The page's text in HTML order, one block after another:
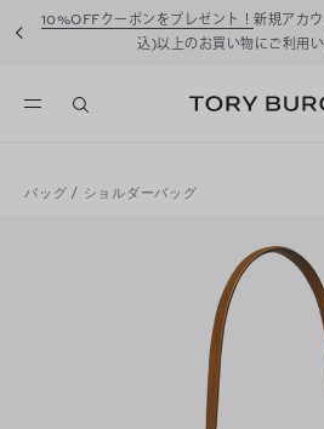
10%OFFクーポンをプレゼント！ 新規アカ
込)以上のお買い物にご利用い
バッグ / ショルダーバッグ